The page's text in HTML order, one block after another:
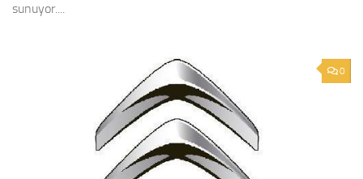
sunuyor....
0